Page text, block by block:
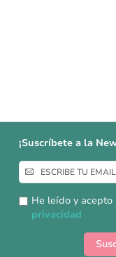
¡Suscríbete a la
Inscríbase
a
nuestro
boletín
He leído y acepto
privacidad